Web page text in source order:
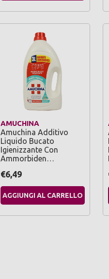
AMUCHINA
Amuchina Additivo
Liquido Bucato
Igienizzante Con
Ammorbiden…
€6,49
AGGIUNGI AL CARRELLO